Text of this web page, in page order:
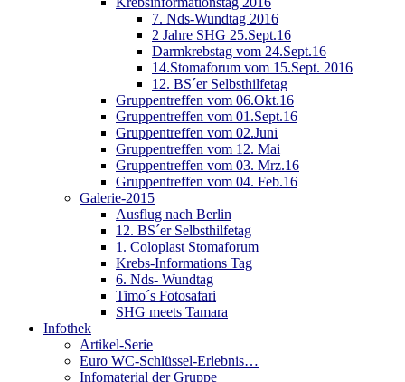
7. Nds-Wundtag 2016
2 Jahre SHG 25.Sept.16
Darmkrebstag vom 24.Sept.16
14.Stomaforum vom 15.Sept. 2016
12. BS´er Selbsthilfetag
Gruppentreffen vom 06.Okt.16
Gruppentreffen vom 01.Sept.16
Gruppentreffen vom 02.Juni
Gruppentreffen vom 12. Mai
Gruppentreffen vom 03. Mrz.16
Gruppentreffen vom 04. Feb.16
Galerie-2015
Ausflug nach Berlin
12. BS´er Selbsthilfetag
1. Coloplast Stomaforum
Krebs-Informations Tag
6. Nds- Wundtag
Timo´s Fotosafari
SHG meets Tamara
Infothek
Artikel-Serie
Euro WC-Schlüssel-Erlebnis…
Infomaterial der Gruppe